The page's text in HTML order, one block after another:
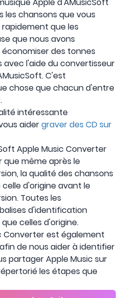
chansons que vous
rapidement que les
que nous avons
des tonnes
l'aide du convertisseur
C'est
chose que chacun d'entre
intéressante
aidergraver des CD sur
Apple Music Converter
même après le
la qualité des chansons
d'origine avant le
Toutes les
d'identification
celles d'origine.
Converter est également
de nous aider à identifier
partager Apple Music sur
les étapes que